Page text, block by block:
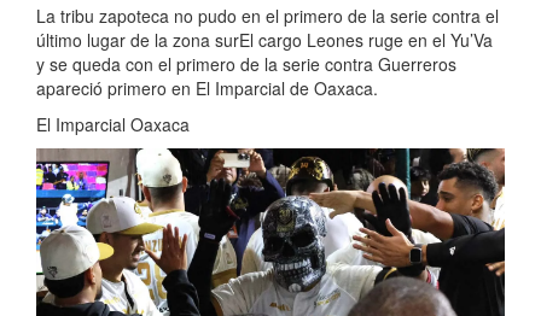
La tribu zapoteca no pudo en el primero de la serie contra el
último lugar de la zona surEl cargo Leones ruge en el Yu’Va
y se queda con el primero de la serie contra Guerreros
apareció primero en El Imparcial de Oaxaca.
El Imparcial Oaxaca